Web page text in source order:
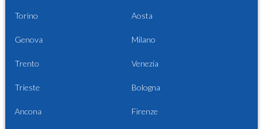
Torino Aosta
Genova Milano
Trento Venezia
Trieste Bologna
Ancona Firenze